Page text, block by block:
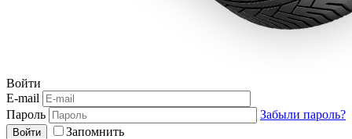
Войти
E-mail
Пароль
Забыли пароль?
Войти
Запомнить